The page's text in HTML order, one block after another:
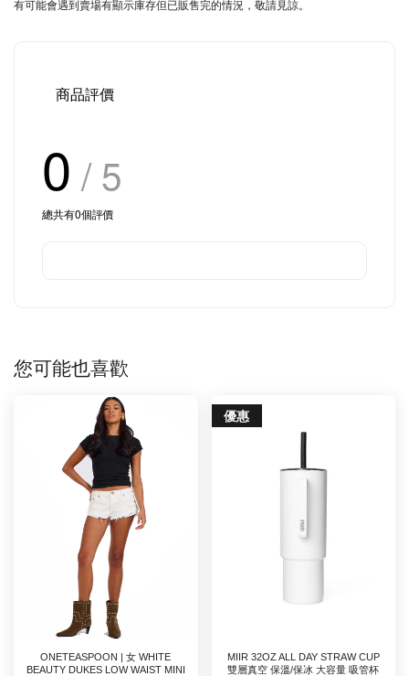
有可能會遇到賣場有顯示庫存但已販售完的情況，敬請見諒。
商品評價
0 / 5
總共有0個評價
您可能也喜歡
ONETEASPOON | 女 WHITE
BEAUTY DUKES LOW WAIST MINI
優惠
MIIR 32OZ ALL DAY STRAW CUP
雙層真空 保溫/保冰 大容量 吸管杯